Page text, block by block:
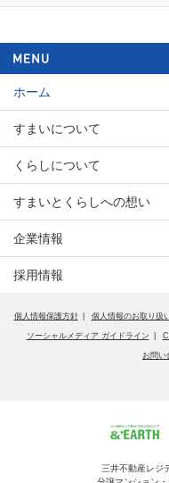
ホーム
すまいについて
くらしについて
すまいとくらしへの想い
企業情報
採用情報
個人情報保護方針 個人情報のお取り扱
ソーシャルメディア ガイドライン
お問い
三井不動産レジ